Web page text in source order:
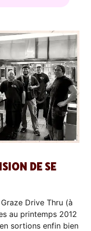
DE SE
Drive Thru (à
au printemps 2012
sortions enfin bien